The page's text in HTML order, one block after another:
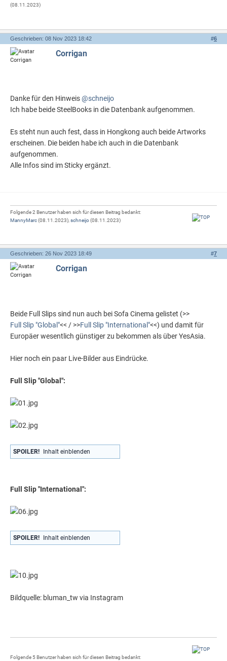
(08.11.2023)
#6
Geschrieben: 08 Nov 2023 18:42
Corrigan
Danke für den Hinweis@schneijo
Ich habe beide SteelBooks in die Datenbank aufgenommen.
Es steht nun auch fest, dass in Hongkong auch beide Artworks
erscheinen. Die beiden habe ich auch in die Datenbank
aufgenommen.
Alle Infos sind im Sticky ergänzt.
Folgende 2 Benutzer haben sich für diesen Beitrag bedankt:
MannyMarc(08.11.2023), schneijo(08.11.2023)
#7
Geschrieben: 26 Nov 2023 18:49
Corrigan
Beide Full Slips sind nun auch bei Sofa Cinema gelistet (>>
Full Slip "Global"<< / >>Full Slip "International"<<) und damit für
Europäer wesentlich günstiger zu bekommen als über YesAsia.
Hier noch ein paar Live-Bilder aus Eindrücke.
Full Slip "Global":
SPOILER! Inhalt einblenden
Full Slip "International":
SPOILER! Inhalt einblenden
Bildquelle: bluman_tw via Instagram
Folgende 5 Benutzer haben sich für diesen Beitrag bedankt: